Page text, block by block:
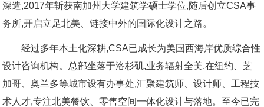
深造,2017年斩获南加州大学建筑学硕士学位,随后创立CSA事
务所,开启立足北美、链接中外的国际化设计之路。
经过多年本土化深耕,CSA已成长为美国西海岸优质综合性
设计咨询机构。总部坐落于洛杉矶,业务辐射全美,在纽约、芝
加哥、奥兰多等城市设有办事处,汇聚建筑师、设计师、工程技
术人才,专注北美餐饮、零售空间一体化设计与落地。至今已完